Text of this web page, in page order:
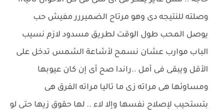
وصلته للنتيجه دى وهو مرتاح الضميررر مفيش حب
يوصل المحب طول الوقت لطريق مسدود لازم نسيب
الباب موارب عشان نسمح لأشاعة الشمس تدخل على
الأقل ويبقى فى أمل ..راندا صح أى إن كان عيوبها
ومساوئها هى مراته زى ما تاليا مراته الفرق هى
بتستحيب لإصلاح نفسها وإلا لاء .. لها حقوق زيها حتى لو